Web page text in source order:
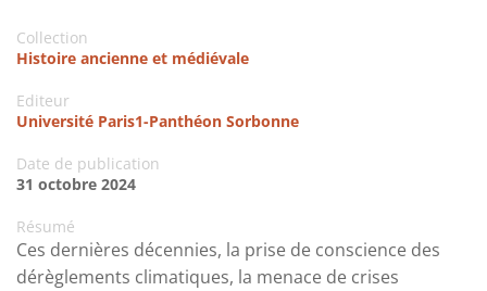
Collection
Histoire ancienne et médiévale
Editeur
Université Paris1-Panthéon Sorbonne
Date de publication
31 octobre 2024
Résumé
Ces dernières décennies, la prise de conscience des
dérèglements climatiques, la menace de crises